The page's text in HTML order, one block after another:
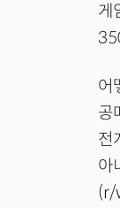
게
어
공
전
아
(r/